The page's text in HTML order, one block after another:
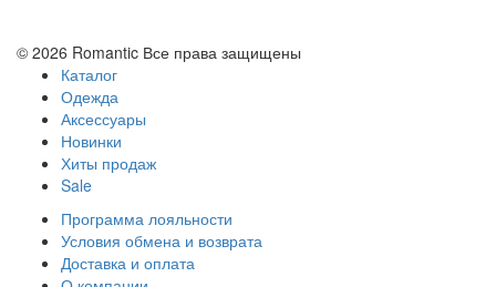
© 2026 Romantic Все права защищены
Каталог
Одежда
Аксессуары
Новинки
Хиты продаж
Sale
Программа лояльности
Условия обмена и возврата
Доставка и оплата